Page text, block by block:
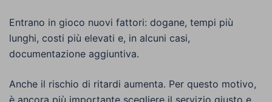
Entrano in gioco nuovi fattori: dogane, tempi più
lunghi, costi più elevati e, in alcuni casi,
documentazione aggiuntiva.
Anche il rischio di ritardi aumenta. Per questo motivo,